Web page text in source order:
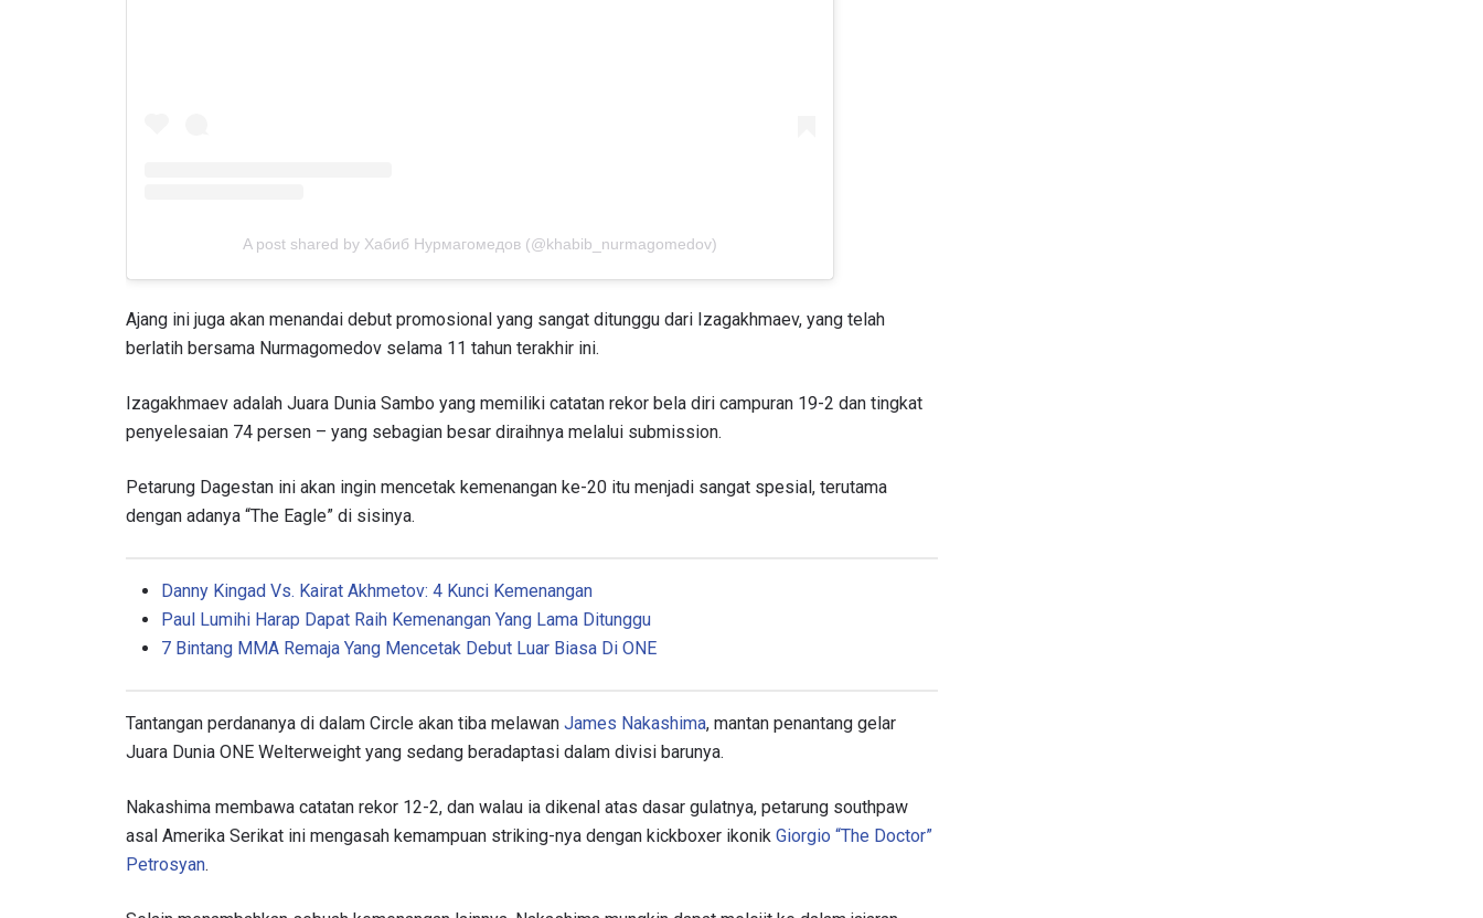
A post shared by Хабиб Нурмагомедов (@khabib_nurmagomedov)
Ajang ini juga akan menandai debut promosional yang sangat ditunggu dari Izagakhmaev, yang telah
berlatih bersama Nurmagomedov selama 11 tahun terakhir ini.
Izagakhmaev adalah Juara Dunia Sambo yang memiliki catatan rekor bela diri campuran 19-2 dan tingkat
penyelesaian 74 persen – yang sebagian besar diraihnya melalui submission.
Petarung Dagestan ini akan ingin mencetak kemenangan ke-20 itu menjadi sangat spesial, terutama
dengan adanya “The Eagle” di sisinya.
Danny Kingad Vs. Kairat Akhmetov: 4 Kunci Kemenangan
Paul Lumihi Harap Dapat Raih Kemenangan Yang Lama Ditunggu
7 Bintang MMA Remaja Yang Mencetak Debut Luar Biasa Di ONE
Tantangan perdananya di dalam Circle akan tiba melawan James Nakashima, mantan penantang gelar
Juara Dunia ONE Welterweight yang sedang beradaptasi dalam divisi barunya.
Nakashima membawa catatan rekor 12-2, dan walau ia dikenal atas dasar gulatnya, petarung southpaw
asal Amerika Serikat ini mengasah kemampuan striking-nya dengan kickboxer ikonik Giorgio “The Doctor”
Petrosyan.